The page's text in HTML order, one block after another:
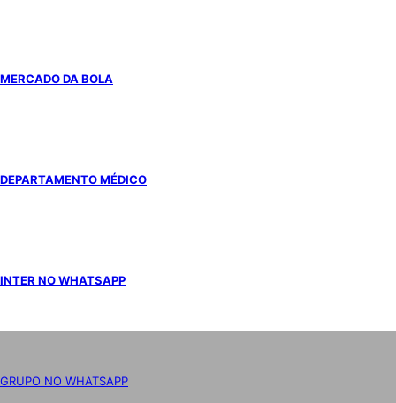
MERCADO DA BOLA
DEPARTAMENTO MÉDICO
INTER NO WHATSAPP
GRUPO NO WHATSAPP